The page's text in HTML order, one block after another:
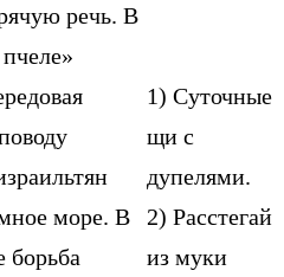
речь. В
море. В
борьба
1) Суточные
щи с
дупелями.
2) Расстегай
из муки